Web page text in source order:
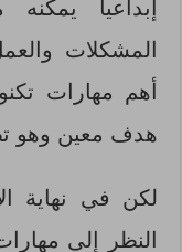
إبداعياً
المشكلات
أهم مهارات
هدف معين وهو
لكن في نهاية
النظر إلى